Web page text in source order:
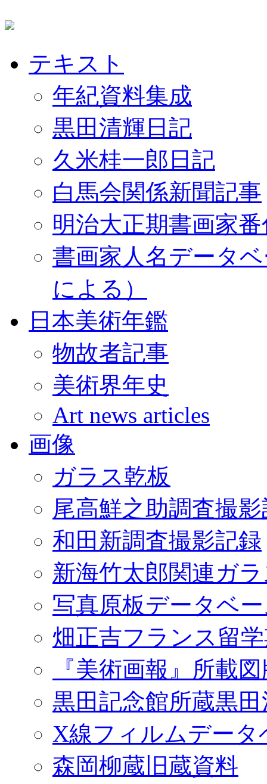
テキスト
年紀資料集成
黒田清輝日記
久米桂一郎日記
白馬会関係新聞記事
明治大正期書画家
書画家人名データ
による）
日本美術年鑑
物故者記事
美術界年史
Art news articles
画像
ガラス乾板
尾高鮮之助調査撮
和田新調査撮影記録
新海竹太郎関連ガ
写真原板データベ
畑正吉フランス留
『美術画報』所載
黒田記念館所蔵黒
X線フィルムデータ
森岡柳蔵旧蔵資料